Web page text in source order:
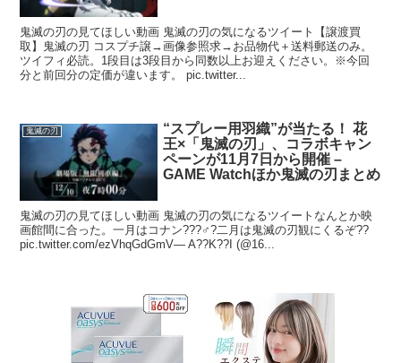
鬼滅の刃の見てほしい動画 鬼滅の刃の気になるツイート【譲渡買
取】鬼滅の刃 コスプチ譲→画像参照求→お品物代＋送料郵送のみ。
ツイフィ必読。1段目は3段目から同数以上お迎えください。※今回
分と前回分の定価が違います。 pic.twitter...
鬼滅の刃
“スプレー用羽織”が当たる！ 花
王×「鬼滅の刃」、コラボキャン
ペーンが11月7日から開催 –
GAME Watchほか鬼滅の刃まとめ
鬼滅の刃の見てほしい動画 鬼滅の刃の気になるツイートなんとか映
画館間に合った。一月はコナン???♂?二月は鬼滅の刃観にくるぞ??
pic.twitter.com/ezVhqGdGmV— A??K??I (@16...